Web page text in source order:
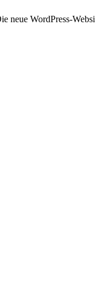
neue WordPress-